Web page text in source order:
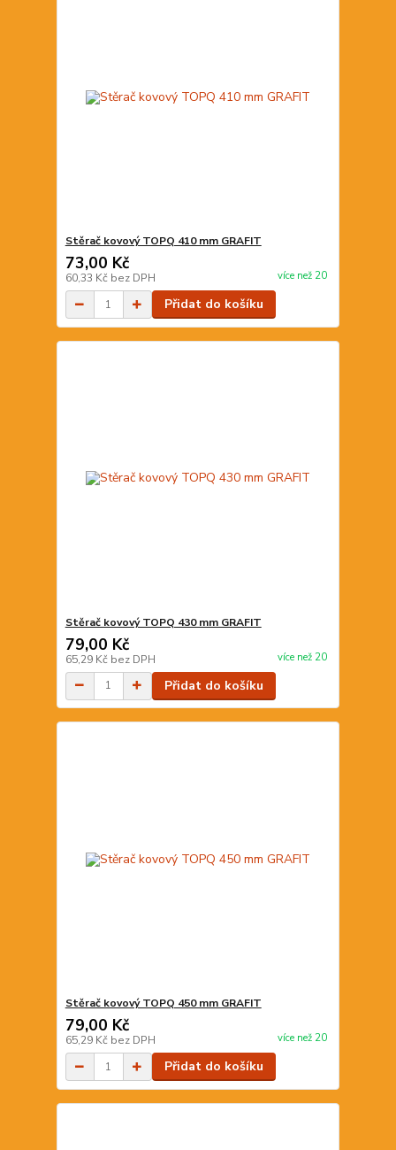
Stěrač kovový TOPQ 410 mm GRAFIT
73,00 Kč
60,33 Kč bez DPH více než 20
Přidat do košíku
Stěrač kovový TOPQ 430 mm GRAFIT
79,00 Kč
65,29 Kč bez DPH více než 20
Přidat do košíku
Stěrač kovový TOPQ 450 mm GRAFIT
79,00 Kč
65,29 Kč bez DPH více než 20
Přidat do košíku